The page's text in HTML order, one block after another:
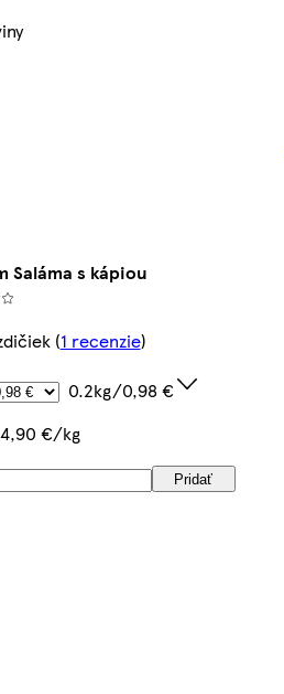
Saláma s kápiou
(1 recenzie)
0.2kg/0,98 €
4,90 €/kg
Pridať